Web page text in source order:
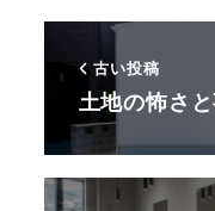
古い投稿
土地の怖さ